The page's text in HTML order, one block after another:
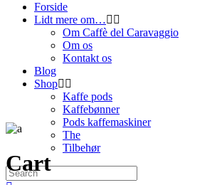
Forside
Lidt mere om…
Om Caffè del Caravaggio
Om os
Kontakt os
Blog
Shop
Kaffe pods
Kaffebønner
Pods kaffemaskiner
The
Tilbehør
Cart